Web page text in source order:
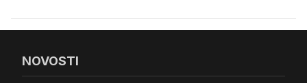
NOVOSTI